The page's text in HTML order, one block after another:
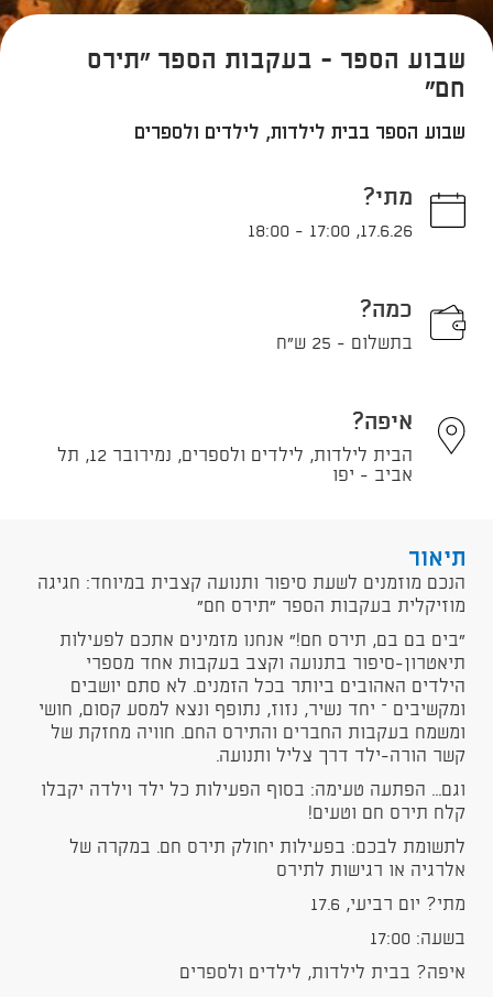
שבוע הספר - בעקבות הספר "תירס
חם"
שבוע הספר בבית לילדות, לילדים ולספרים
מתי?
17.6.26
,
17:00
-
18:00
כמה?
בתשלום - 25 ש"ח
איפה?
הבית לילדות, לילדים ולספרים, נמירובר 12, תל
אביב - יפו
תיאור
הנכם מוזמנים לשעת סיפור ותנועה קצבית במיוחד: חגיגה
מוזיקלית בעקבות הספר "תירס חם"
"בים בם בם, תירס חם!" אנחנו מזמינים אתכם לפעילות
תיאטרון-סיפור בתנועה וקצב בעקבות אחד מספרי
הילדים האהובים ביותר בכל הזמנים. לא סתם יושבים
ומקשיבים – יחד נשיר, נזוז, נתופף ונצא למסע קסום, חושי
ומשמח בעקבות החברים והתירס החם. חוויה מחזקת של
קשר הורה-ילד דרך צליל ותנועה.
וגם... הפתעה טעימה: בסוף הפעילות כל ילד וילדה יקבלו
קלח תירס חם וטעים!
לתשומת לבכם: בפעילות יחולק תירס חם. במקרה של
אלרגיה או רגישות לתירס
מתי? יום רביעי, 17.6
בשעה: 17:00
איפה? בבית לילדות, לילדים ולספרים